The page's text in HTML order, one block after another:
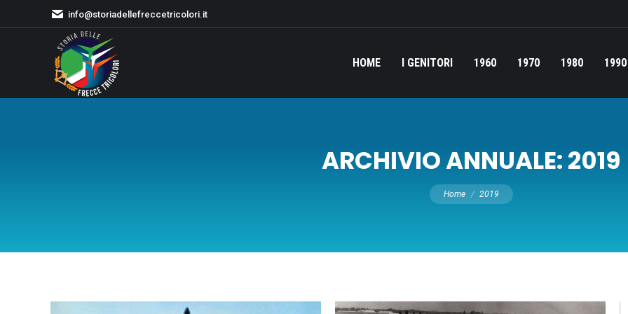
info@storiadellefreccetricolori.it
HOME I GENITORI 1960 1970 1980 1990
ARCHIVIO ANNUALE:2019
Tu sei qui:
Home 2019